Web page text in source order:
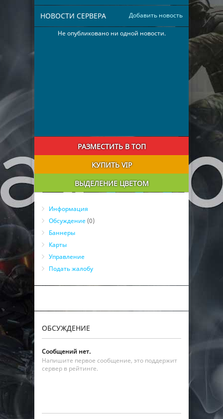
Добавить новость
НОВОСТИ СЕРВЕРА
Не опубликовано ни одной новости.
РАЗМЕСТИТЬ В ТОП
КУПИТЬ VIP
ВЫДЕЛЕНИЕ ЦВЕТОМ
Информация
Обсуждение (0)
Баннеры
Карты
Управление
Подать жалобу
ОБСУЖДЕНИЕ
Сообщений нет.
Напишите первое сообщение, это поддержит
сервер в рейтинге.